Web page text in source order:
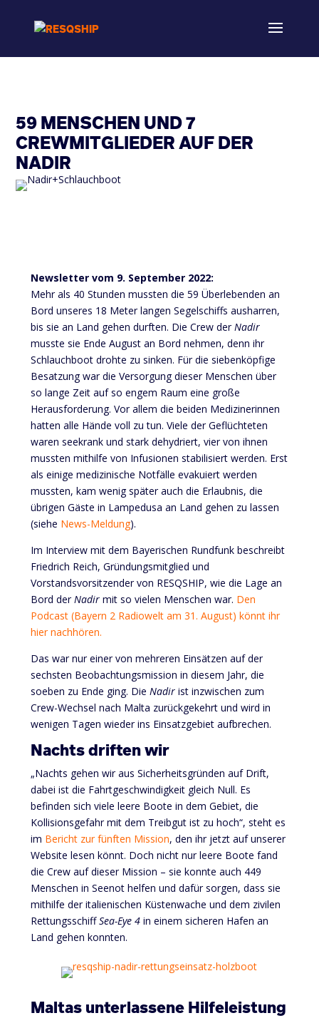
59 MENSCHEN UND 7
CREWMITGLIEDER AUF DER
NADIR
Newsletter vom 9. September 2022:
Mehr als 40 Stunden mussten die 59 Überlebenden an
Bord unseres 18 Meter langen Segelschiffs ausharren,
bis sie an Land gehen durften. Die Crew derNadir
musste sie Ende August an Bord nehmen, denn ihr
Schlauchboot drohte zu sinken. Für die siebenköpfige
Besatzung war die Versorgung dieser Menschen über
so lange Zeit auf so engem Raum eine große
Herausforderung. Vor allem die beiden Medizinerinnen
hatten alle Hände voll zu tun. Viele der Geflüchteten
waren seekrank und stark dehydriert, vier von ihnen
mussten mithilfe von Infusionen stabilisiert werden. Erst
als einige medizinische Notfälle evakuiert werden
mussten, kam wenig später auch die Erlaubnis, die
übrigen Gäste in Lampedusa an Land gehen zu lassen
(siehe News-Meldung).
Im Interview mit dem Bayerischen Rundfunk beschreibt
Friedrich Reich, Gründungsmitglied und
Vorstandsvorsitzender von RESQSHIP, wie die Lage an
Bord derNadirmit so vielen Menschen war. Den
Podcast (Bayern 2 Radiowelt am 31. August) könnt ihr
hier nachhören.
Das war nur einer von mehreren Einsätzen auf der
sechsten Beobachtungsmission in diesem Jahr, die
soeben zu Ende ging. Die Nadirist inzwischen zum
Crew-Wechsel nach Malta zurückgekehrt und wird in
wenigen Tagen wieder ins Einsatzgebiet aufbrechen.
Nachts driften wir
„Nachts gehen wir aus Sicherheitsgründen auf Drift,
dabei ist die Fahrtgeschwindigkeit gleich Null. Es
befinden sich viele leere Boote in dem Gebiet, die
Kollisionsgefahr mit dem Treibgut ist zu hoch“, steht es
im Bericht zur fünften Mission, den ihr jetzt auf unserer
Website lesen könnt. Doch nicht nur leere Boote fand
die Crew auf dieser Mission – sie konnte auch 449
Menschen in Seenot helfen und dafür sorgen, dass sie
mithilfe der italienischen Küstenwache und dem zivilen
RettungsschiffSea-Eye 4in einem sicheren Hafen an
Land gehen konnten.
Maltas unterlassene Hilfeleistung